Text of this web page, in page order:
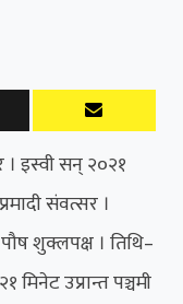
इस्वी सन् २०२१
संवत्सर ।
शुक्लपक्ष । तिथि–
उप्रान्त पञ्चमी